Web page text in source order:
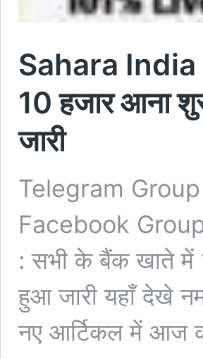
Sahara India
10 हजार आना
जारी
Telegram
Facebook
: सभी के बैंक खाते में
हुआ जारी यहाँ देखे
नए आर्टिकल में आज